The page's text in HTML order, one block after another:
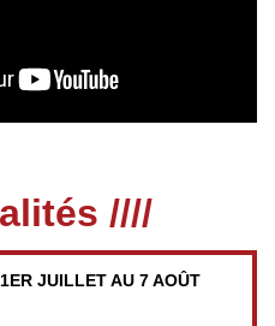
////
JUILLET AU 7 AOÛT